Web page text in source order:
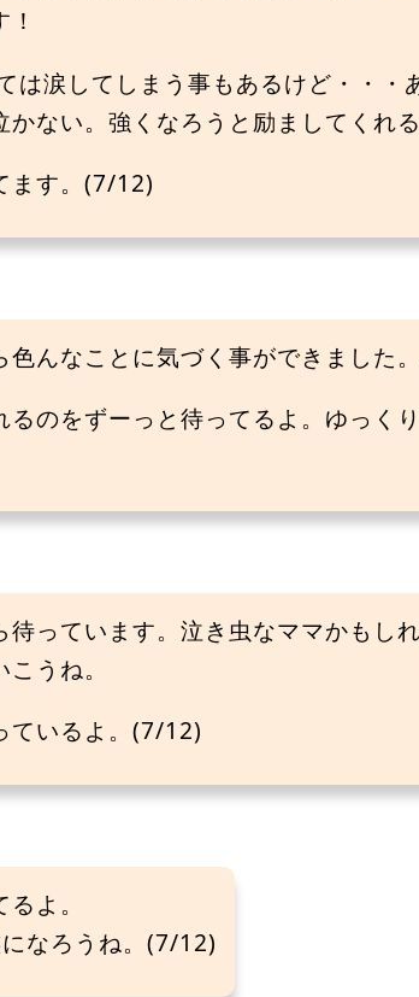
は涙してしまう事もあるけど・・・
ない。強くなろうと励ましてくれる
ます。(7/12)
んなことに気づく事ができました。
のをずーっと待ってるよ。ゆっく
っています。泣き虫なママかもし
うね。
ているよ。(7/12)
よ。
なろうね。(7/12)